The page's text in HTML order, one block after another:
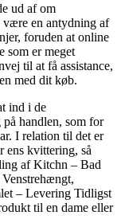
ud af om
en antydning af
foruden at online
som er meget
til at få assistance,
med dit køb.
ind i de
handlen, som for
I relation til det er
ens kvittering, så
af Kitchn – Bad
– Levering Tidligst
til en dame eller